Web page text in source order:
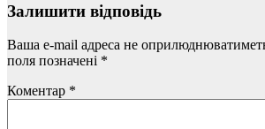
Залишити відповідь
Ваша e-mail адреса не
поля позначені *
Коментар *